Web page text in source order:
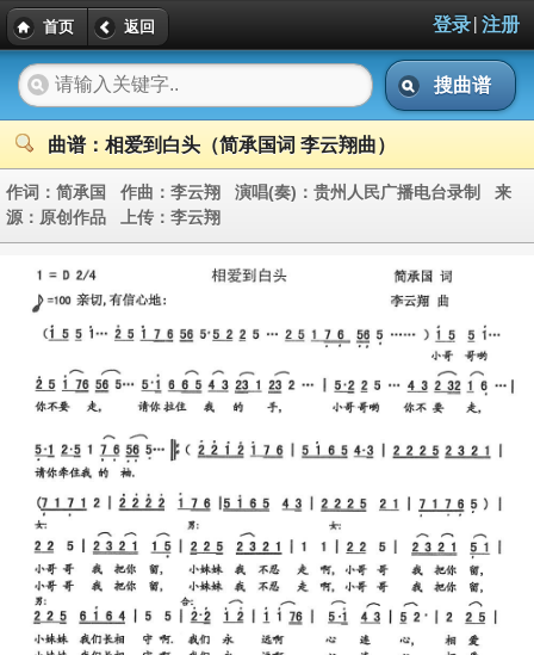
首页 返回 登录| 注册
搜曲谱
曲谱：相爱到白头（简承国词 李云翔曲）
作词： 简承国 作曲： 李云翔 演唱(奏)： 贵州人民广播电台录制 来
源： 原创作品 上传： 李云翔